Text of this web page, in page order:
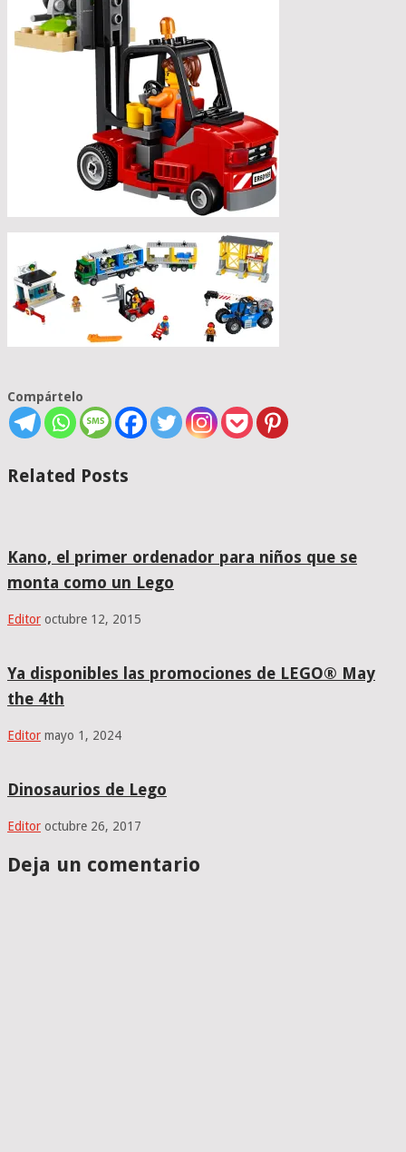
Compártelo
Related Posts
Kano, el primer ordenador para niños que se
monta como un Lego
Editor octubre 12, 2015
Ya disponibles las promociones de LEGO® May
the 4th
Editor mayo 1, 2024
Dinosaurios de Lego
Editor octubre 26, 2017
Deja un comentario